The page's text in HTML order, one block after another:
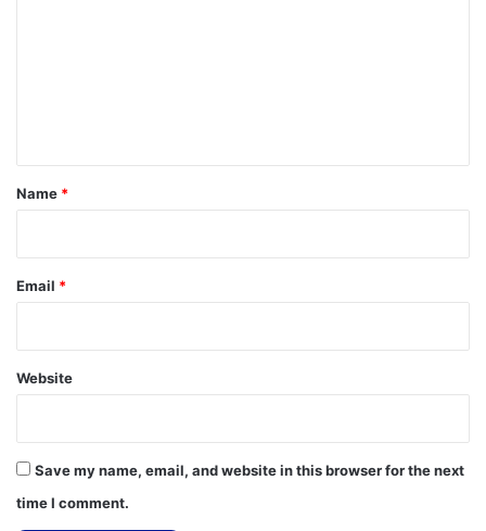
*
Name *
Email *
Website
Save my name, email, and website in this browser for the next
time I comment.